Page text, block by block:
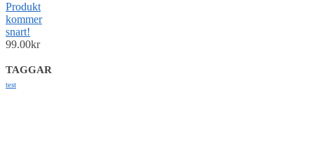
Produkt
kommer
snart!
99.00kr
TAGGAR
test